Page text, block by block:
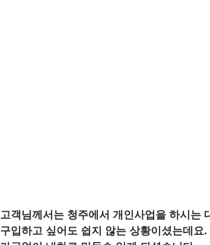
고객님께서는 청주에서 개인사업을 하시는
구입하고 싶어도 쉽지 않는 상황이셨는데